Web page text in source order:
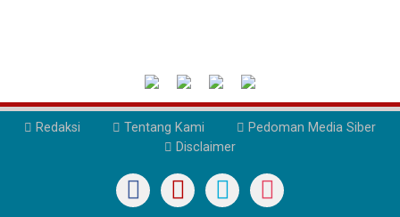
Redaksi Tentang Kami
Pedoman Media Siber
Disclaimer